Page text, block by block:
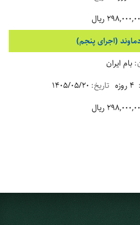
(اجرای پنجم)
بام ایران
4 روزه
1405/05/20